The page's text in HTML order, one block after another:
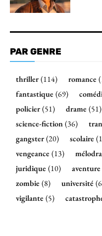
PAR GENRE
thriller(114) romance
fantastique (69)
policier(51) drame (51)
science-fiction(36)
gangster(20) scolaire
vengeance (13)
juridique (10) aventure
zombie (8) université
vigilante (5)